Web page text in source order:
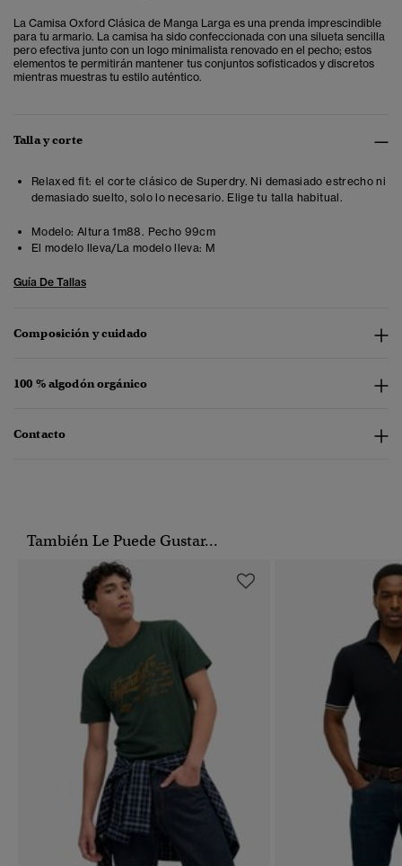
La Camisa Oxford Clásica de Manga Larga es una prenda imprescindible
para tu armario. La camisa ha sido confeccionada con una silueta sencilla
pero efectiva junto con un logo minimalista renovado en el pecho; estos
elementos te permitirán mantener tus conjuntos sofisticados y discretos
mientras muestras tu estilo auténtico.
Talla y corte
Relaxed fit: el corte clásico de Superdry. Ni demasiado estrecho ni
demasiado suelto, solo lo necesario. Elige tu talla habitual.
Modelo: Altura 1m88. Pecho 99cm
El modelo lleva/La modelo lleva: M
Guía De Tallas
Composición y cuidado
100 % algodón orgánico
Contacto
También Le Puede Gustar...